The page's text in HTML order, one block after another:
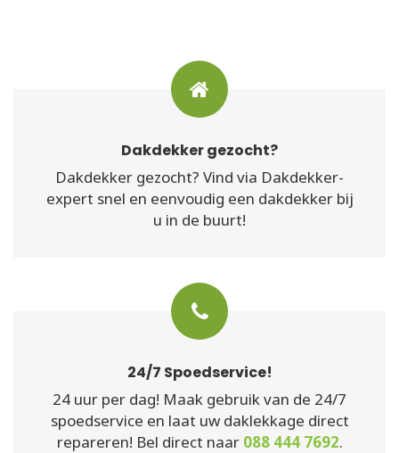
Dakdekker gezocht?
Dakdekker gezocht? Vind via Dakdekker-
expert snel en eenvoudig een dakdekker bij
u in de buurt!
24/7 Spoedservice!
24 uur per dag! Maak gebruik van de 24/7
spoedservice en laat uw daklekkage direct
repareren! Bel direct naar 088 444 7692.